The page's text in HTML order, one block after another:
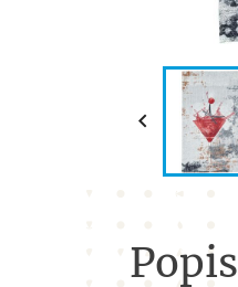

Popis